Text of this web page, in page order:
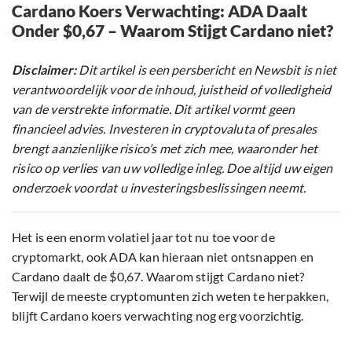
Cardano Koers Verwachting: ADA Daalt
Onder $0,67 – Waarom Stijgt Cardano niet?
Disclaimer:Dit artikel is een persbericht en Newsbit is niet
verantwoordelijk voor de inhoud, juistheid of volledigheid
van de verstrekte informatie. Dit artikel vormt geen
financieel advies. Investeren in cryptovaluta of presales
brengt aanzienlijke risico’s met zich mee, waaronder het
risico op verlies van uw volledige inleg. Doe altijd uw eigen
onderzoek voordat u investeringsbeslissingen neemt.
Het is een enorm volatiel jaar tot nu toe voor de
cryptomarkt, ook ADA kan hieraan niet ontsnappen en
Cardano daalt de $0,67. Waarom stijgt Cardano niet?
Terwijl de meeste cryptomunten zich weten te herpakken,
blijft Cardano koers verwachting nog erg voorzichtig.